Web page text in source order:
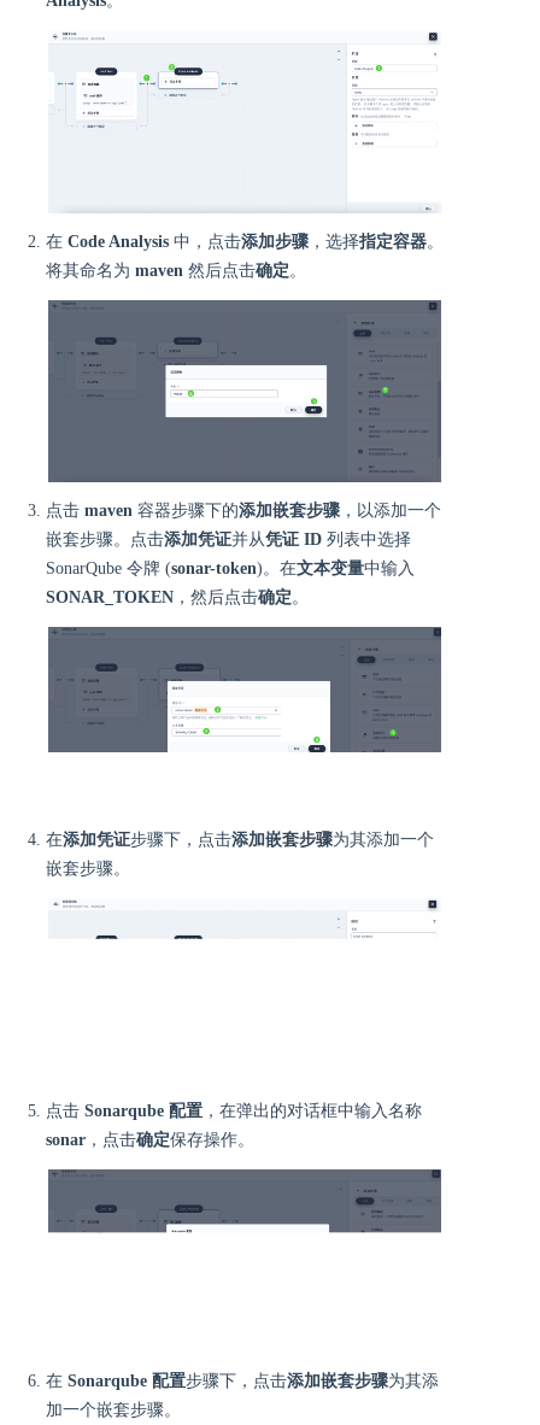
在 Code Analysis 中，点击添加步骤 ，选择指定容器。
将其命名为 maven 然后点击确定。
点击 maven 容器步骤下的添加嵌套步骤 ，以添加一个
嵌套步骤。点击添加凭证并从凭证 ID 列表中选择
SonarQube 令牌 (sonar-token)。在文本变量中输入
SONAR_TOKEN ，然后点击确定。
在添加凭证步骤下，点击添加嵌套步骤为其添加一个
嵌套步骤。
点击 Sonarqube 配置 ，在弹出的对话框中输入名称
sonar ，点击确定保存操作。
在 Sonarqube 配置步骤下，点击添加嵌套步骤为其添
加一个嵌套步骤。